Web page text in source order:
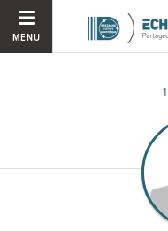
MENU
1